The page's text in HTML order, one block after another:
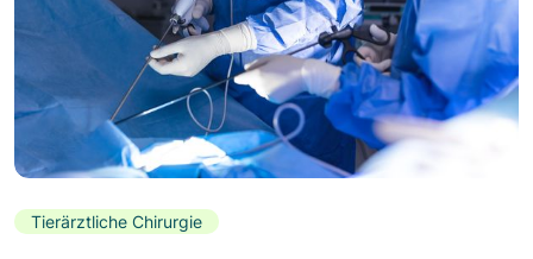
Tierärztliche Chirurgie